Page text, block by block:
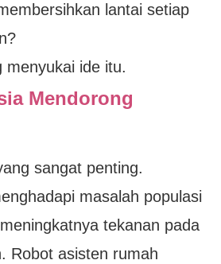
lantai setiap
ide itu.
Mendorong
sangat penting.
masalah populasi
tekanan pada
Robot asisten rumah